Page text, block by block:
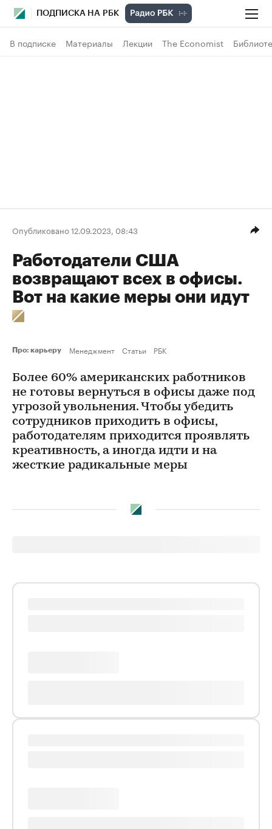
ПОДПИСКА НА РБК
В подписке Материалы Лекции The Economist
Опубликовано 12.09.2023, 08:43
Работодатели США
возвращают всех в офисы.
Вот на какие меры они идут
Про: карьеру Менеджмент Статьи РБК
Более 60% американских работников
не готовы вернуться в офисы даже под
угрозой увольнения. Чтобы убедить
сотрудников приходить в офисы,
работодателям приходится проявлять
креативность, а иногда идти и на
жесткие радикальные меры